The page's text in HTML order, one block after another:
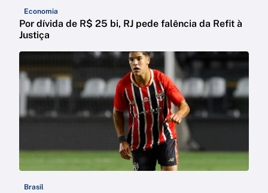
Economia
Por dívida de R$ 25 bi, RJ pede falência da Refit à
Justiça
Brasil